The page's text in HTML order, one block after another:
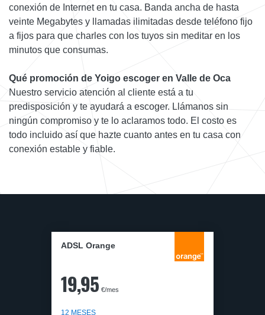
conexión de Internet en tu casa. Banda ancha de hasta
veinte Megabytes y llamadas ilimitadas desde teléfono fijo
a fijos para que charles con los tuyos sin meditar en los
minutos que consumas.
Qué promoción de Yoigo escoger en Valle de Oca
Nuestro servicio atención al cliente está a tu
predisposición y te ayudará a escoger. Llámanos sin
ningún compromiso y te lo aclaramos todo. El costo es
todo incluido así que hazte cuanto antes en tu casa con
conexión estable y fiable.
ADSL Orange
19,95 €/mes
12 MESES